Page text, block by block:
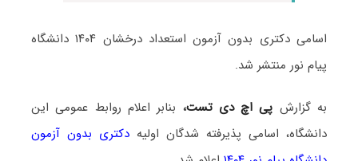
اسامی دکتری بدون آزمون استعداد درخشان ۱۴۰۴ دانشگاه
پیام نور منتشر شد.
به گزارش پی اچ دی تست، بنابر اعلام روابط عمومی این
دانشگاه، اسامی پذیرفته شدگان اولیه دکتری بدون آزمون